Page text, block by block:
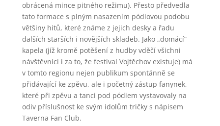
obrácená mince pitného režimu). Přesto předvedla
tato formace s plným nasazením pódiovou podobu
většiny hitů, které známe z jejich desky a řadu
dalších starších i novějších skladeb. Jako „domácí“
kapela (jíž kromě potěšení z hudby vděčí všichni
návštěvníci i za to, že festival Vojtěchov existuje) má
v tomto regionu nejen publikum spontánně se
přidávající ke zpěvu, ale i početný zástup fanynek,
které při zpěvu a tanci pod pódiem vystavovaly na
odiv příslušnost ke svým idolům tričky s nápisem
Taverna Fan Club.